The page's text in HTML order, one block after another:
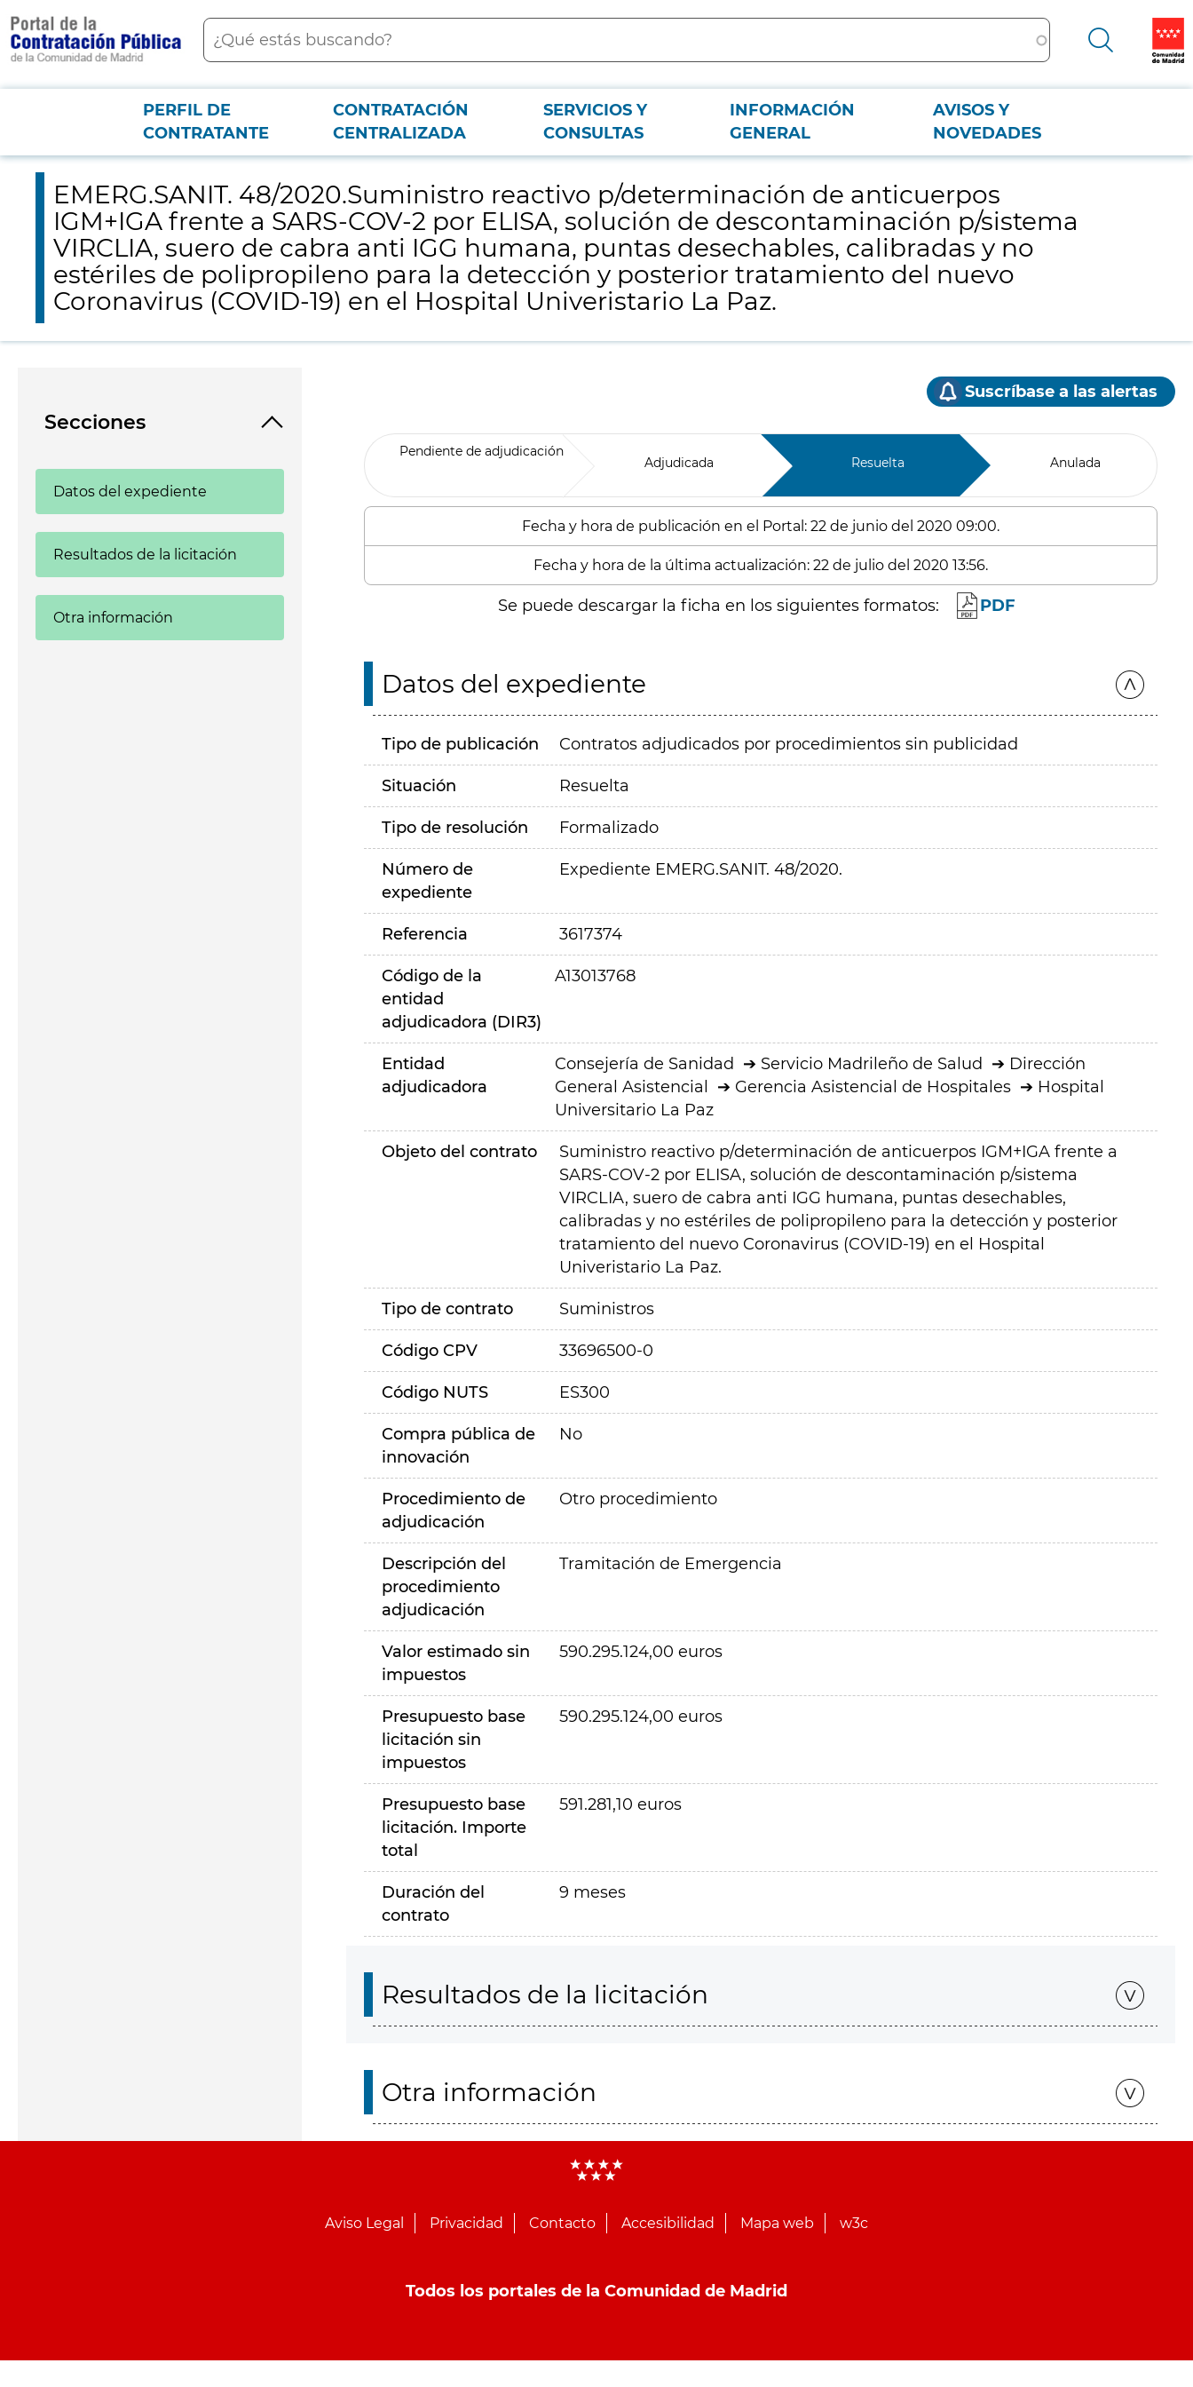
contenido
principal
Buscar
Menú PCON
PERFIL DE
CONTRATANTE
CONTRATACIÓN
CENTRALIZADA
SERVICIOS Y
CONSULTAS
INFORMACIÓN
GENERAL
AVISOS Y
NOVEDADES
EMERG.SANIT. 48/2020.Suministro reactivo p/determinación de anticuerpos IGM+IGA frente a SARS-COV-2 por ELISA, solución de descontaminación p/sistema VIRCLIA, suero de cabra anti IGG humana, puntas
desechables, calibradas y no estériles de polipropileno para la detección y posterior tratamiento del nuevo Coronavirus (COVID-19) en el Hospital Univeristario La Paz.
EMERG.SANIT. 48/2020.Suministro reactivo p/determinación de anticuerpos
IGM+IGA frente a SARS-COV-2 por ELISA, solución de descontaminación p/sistema
VIRCLIA, suero de cabra anti IGG humana, puntas desechables, calibradas y no
estériles de polipropileno para la detección y posterior tratamiento del nuevo
Coronavirus (COVID-19) en el Hospital Univeristario La Paz.
Secciones
Datos del expediente
Resultados de la licitación
Otra información
Suscríbase a las alertas
Pendiente de adjudicación
Adjudicada Resuelta Anulada
Fecha y hora de publicación en el Portal: 22 de junio del 2020 09:00.
Fecha y hora de la última actualización: 22 de julio del 2020 13:56.
Se puede descargar la ficha en los siguientes formatos: PDF
Datos del expediente
Tipo de publicación Contratos adjudicados por procedimientos sin publicidad
Situación Resuelta
Tipo de resolución Formalizado
Número de
expediente
Expediente EMERG.SANIT. 48/2020.
Referencia 3617374
Código de la
entidad
adjudicadora (DIR3)
A13013768
Entidad
adjudicadora
Consejería de Sanidad Servicio Madrileño de Salud
Dirección
General Asistencial
Gerencia Asistencial de Hospitales
Hospital
Universitario La Paz
Objeto del contrato
Suministro reactivo p/determinación de anticuerpos IGM+IGA frente a
SARS-COV-2 por ELISA, solución de descontaminación p/sistema
VIRCLIA, suero de cabra anti IGG humana, puntas desechables,
calibradas y no estériles de polipropileno para la detección y posterior
tratamiento del nuevo Coronavirus (COVID-19) en el Hospital
Univeristario La Paz.
Tipo de contrato Suministros
Código CPV 33696500-0
Código NUTS ES300
Compra pública de
innovación
No
Procedimiento de
adjudicación
Otro procedimiento
Descripción del
procedimiento
adjudicación
Tramitación de Emergencia
Valor estimado sin
impuestos
590.295.124,00 euros
Presupuesto base
licitación sin
impuestos
590.295.124,00 euros
Presupuesto base
licitación. Importe
total
591.281,10 euros
Duración del
contrato
9 meses
Resultados de la licitación
Otra información
Aviso Legal Privacidad Contacto Accesibilidad Mapa web w3c
Todos los portales de la Comunidad de Madrid